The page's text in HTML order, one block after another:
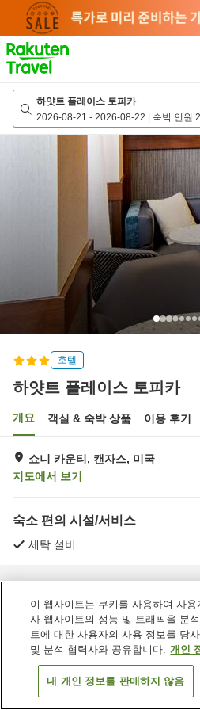
page
하얏트 플레이스 토피카
2026-08-21 - 2026-08-22 | 숙박 인원
호텔
하얏트 플레이스 토피카
개요 객실 & 숙박 상품 이용 후기
쇼니 카운티, 캔자스, 미국
지도에서 보기
숙소 편의 시설/서비스
세탁 설비
홈 미국 캔자스 쇼니 카운티
객실 보기
이 웹사이트는 쿠키를 사용하여 사
사 웹사이트의 성능 및 트래픽을 분
트에 대한 사용자의 사용 정보를 당
및 분석 협력사와 공유합니다. 개인
내 개인 정보를 판매하지 않음